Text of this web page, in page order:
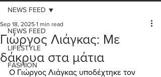
NEWS FEED
LIFESTYLE
FASHION
NEWS FEED
Γιώργος Λιάγκας: Με
δάκρυα στα μάτια
Sep 18, 2025 1 min read
Ο Γιώργος Λιάγκας υποδέχτηκε τον